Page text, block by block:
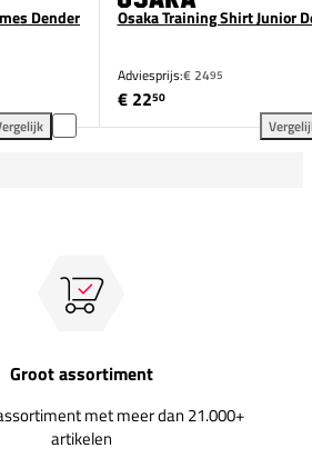
Dender
Osaka Training Shirt Dames Dender toevoegen
Osaka Training Shirt Junior
Adviesprijs:€ 2495
€ 2250
Groot assortiment
met meer dan 21.000+
artikelen